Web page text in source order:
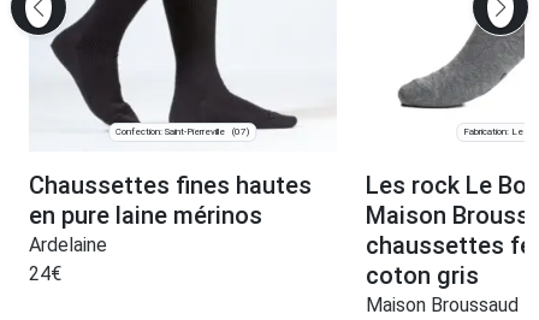
Confection: Saint-Pierreville (07)
Chaussettes fines hautes
en pure laine mérinos
Ardelaine
24€
Fabrication: Les
Les rock Le
Maison
chaussettes
coton gris
Maison Broussaud